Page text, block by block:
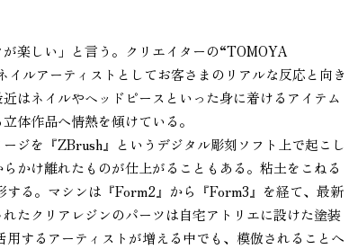
楽しい」と言う。クリエイターの“TOMOYA
ルアーティストとしてお客さまのリアルな反応と向き
はネイルやヘッドピースといった身に着けるアイテム
体作品へ情熱を傾けている。
ジを『ZBrush』というデジタル彫刻ソフト上で起こし
かけ離れたものが仕上がることもある。粘土をこねる
る。マシンは『Form2』から『Form3』を経て、最新
たクリアレジンのパーツは自宅アトリエに設けた塗装
するアーティストが増える中でも、模倣されることへ